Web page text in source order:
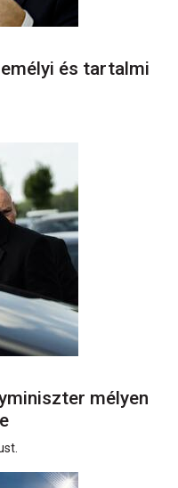
és tartalmi
mélyen